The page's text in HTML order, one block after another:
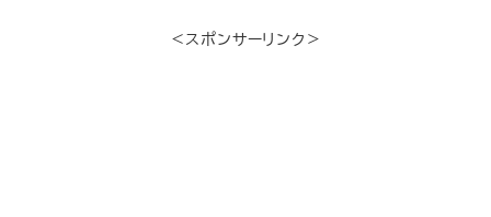
＜スポンサーリンク＞